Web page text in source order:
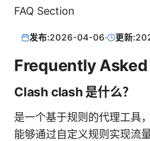
FAQ Section
发布:2026-04-06· 更新:
Frequently
Clash clash 是什么？
是一个基于规则的代理工具
能够通过自定义规则实现流